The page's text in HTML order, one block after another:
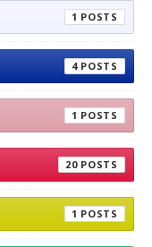
1
4
1
20
1